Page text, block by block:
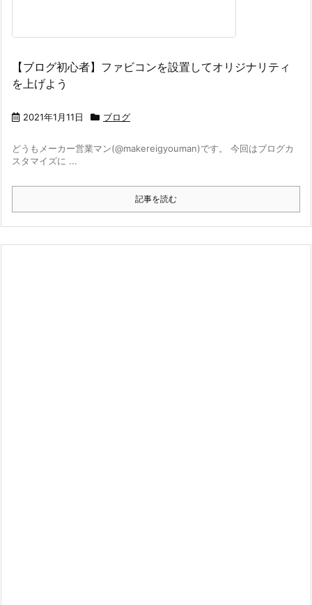
【ブログ初心者】ファビコンを設置してオリジナリティ
を上げよう
2021年1月11日 ブログ
どうもメーカー営業マン(@makereigyouman)です。 今回はブログカ
スタマイズに ...
記事を読む